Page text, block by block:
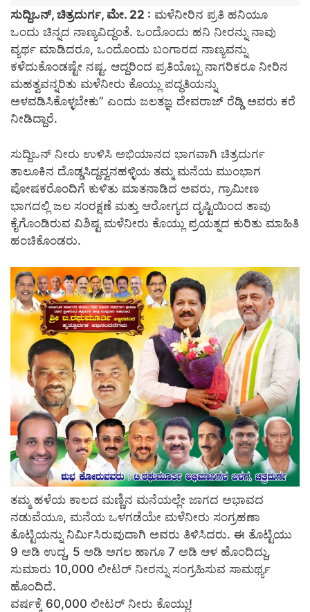
ಸುದ್ದಿಒನ್, ಚಿತ್ರದುರ್ಗ, ಮೇ. 22 : ಮಳೆನೀರಿನ ಪ್ರತಿ ಹನಿಯೂ
ಒಂದು ಚಿನ್ನದ ನಾಣ್ಯವಿದ್ದಂತೆ. ಒಂದೊಂದು ಹನಿ ನೀರನ್ನು ನಾವು
ವ್ಯರ್ಥ ಮಾಡಿದರೂ, ಒಂದೊಂದು ಬಂಗಾರದ ನಾಣ್ಯವನ್ನು
ಕಳೆದುಕೊಂಡಷ್ಟೇ ನಷ್ಟ. ಆದ್ದರಿಂದ ಪ್ರತಿಯೊಬ್ಬ ನಾಗರಿಕರೂ ನೀರಿನ
ಮಹತ್ವವನ್ನರಿತು ಮಳೆನೀರು ಕೊಯ್ಲು ಪದ್ಧತಿಯನ್ನು
ಅಳವಡಿಸಿಕೊಳ್ಳಬೇಕು” ಎಂದು ಜಲತಜ್ಞ ದೇವರಾಜ್ ರೆಡ್ಡಿ ಅವರು ಕರೆ
ನೀಡಿದ್ದಾರೆ.
ಸುದ್ದಿಒನ್ ನೀರು ಉಳಿಸಿ ಅಭಿಯಾನದ ಭಾಗವಾಗಿ ಚಿತ್ರದುರ್ಗ
ತಾಲೂಕಿನ ದೊಡ್ಡಸಿದ್ದವ್ವನಹಳ್ಳಿಯ ತಮ್ಮ ಮನೆಯ ಮುಂಭಾಗ
ಪೋಷಕರೊಂದಿಗೆ ಕುಳಿತು ಮಾತನಾಡಿದ ಅವರು, ಗ್ರಾಮೀಣ
ಭಾಗದಲ್ಲಿ ಜಲ ಸಂರಕ್ಷಣೆ ಮತ್ತು ಆರೋಗ್ಯದ ದೃಷ್ಟಿಯಿಂದ ತಾವು
ಕೈಗೊಂಡಿರುವ ವಿಶಿಷ್ಟ ಮಳೆನೀರು ಕೊಯ್ಲು ಪ್ರಯತ್ನದ ಕುರಿತು ಮಾಹಿತಿ
ಹಂಚಿಕೊಂಡರು.
ತಮ್ಮ ಹಳೆಯ ಕಾಲದ ಮಣ್ಣಿನ ಮನೆಯಲ್ಲೇ ಜಾಗದ ಅಭಾವದ
ನಡುವೆಯೂ, ಮನೆಯ ಒಳಗಡೆಯೇ ಮಳೆನೀರು ಸಂಗ್ರಹಣಾ
ತೊಟ್ಟಿಯನ್ನು ನಿರ್ಮಿಸಿರುವುದಾಗಿ ಅವರು ತಿಳಿಸಿದರು. ಈ ತೊಟ್ಟಿಯು
9 ಅಡಿ ಉದ್ದ, 5 ಅಡಿ ಅಗಲ ಹಾಗೂ 7 ಅಡಿ ಆಳ ಹೊಂದಿದ್ದು,
ಸುಮಾರು 10,000 ಲೀಟರ್ ನೀರನ್ನು ಸಂಗ್ರಹಿಸುವ ಸಾಮರ್ಥ್ಯ
ಹೊಂದಿದೆ.
ವರ್ಷಕ್ಕೆ 60,000 ಲೀಟರ್ ನೀರು ಕೊಯ್ಲು!